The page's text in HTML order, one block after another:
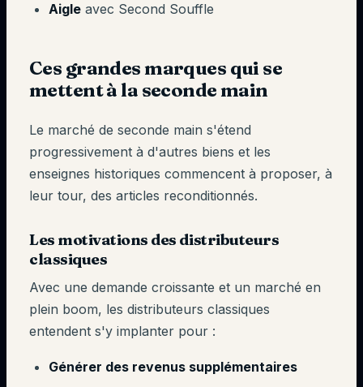
Aigle avec Second Souffle
Ces grandes marques qui se
mettent à la seconde main
Le marché de seconde main s'étend
progressivement à d'autres biens et les
enseignes historiques commencent à proposer, à
leur tour, des articles reconditionnés.
Les motivations des distributeurs
classiques
Avec une demande croissante et un marché en
plein boom, les distributeurs classiques
entendent s'y implanter pour :
Générer des revenus supplémentaires